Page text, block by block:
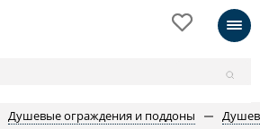
Душевые ограждения и поддоны